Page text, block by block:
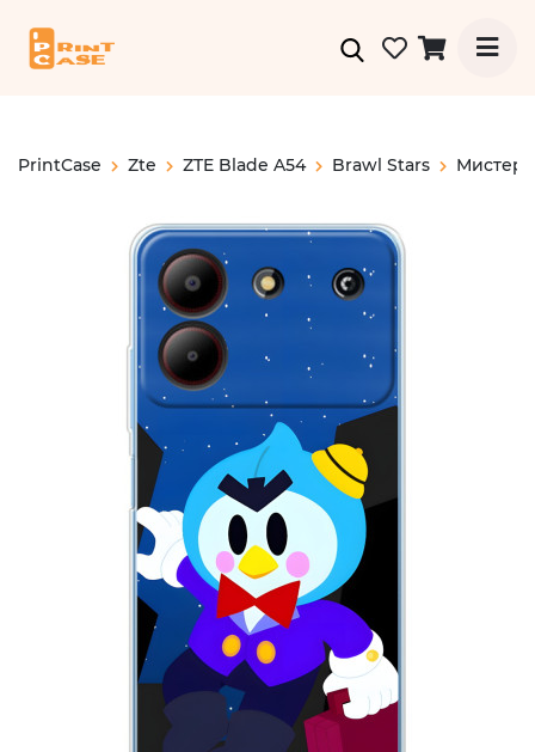
PrintCase Zte ZTE Blade A54 Brawl Stars Мистер